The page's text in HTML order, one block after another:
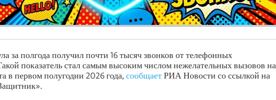
за полгода получил почти 16 тысяч звонков от телефонных
показатель стал самым высоким числом нежелательных вызовов на
в первом полугодии 2026 года, сообщаетРИА Новости со ссылкой на